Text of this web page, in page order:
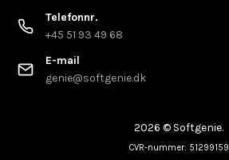
Telefonnr.
+45 51 93 49 68
E-mail
genie@softgenie.dk
2026 © Softgenie.
CVR-nummer: 51299159